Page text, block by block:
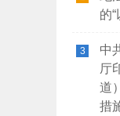
的
3
中
厅
道
措